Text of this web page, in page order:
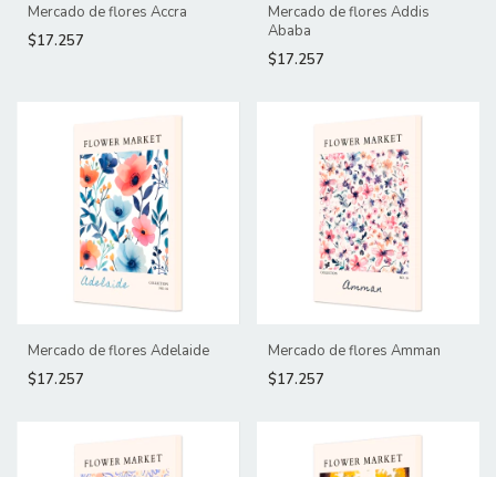
Mercado de flores Accra
$17.257
Mercado de flores Addis
Ababa
$17.257
Mercado de flores Adelaide
$17.257
Mercado de flores Amman
$17.257